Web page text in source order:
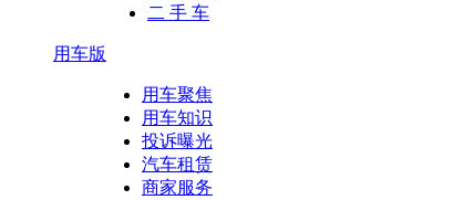
二 手 车
用车版
用车聚焦
用车知识
投诉曝光
汽车租赁
商家服务